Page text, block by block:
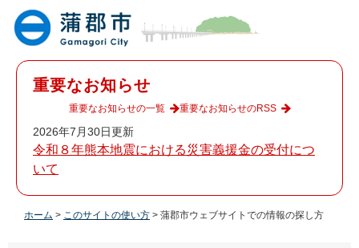
重要なお知らせ
2026年7月30日更新
令和８年熊本地震における災害義援金の受付につ
いて
重要なお知らせの一覧 重要なお知らせのRSS
ホーム > このサイトの使い方 > 蒲郡市ウェブサイトでの情報の探し方